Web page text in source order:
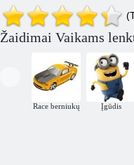
Uphill Rush vandens parkas
Seserys
sausainiai
Ponių
Žaidimai Vaikams
Race berniukų Įgūdis